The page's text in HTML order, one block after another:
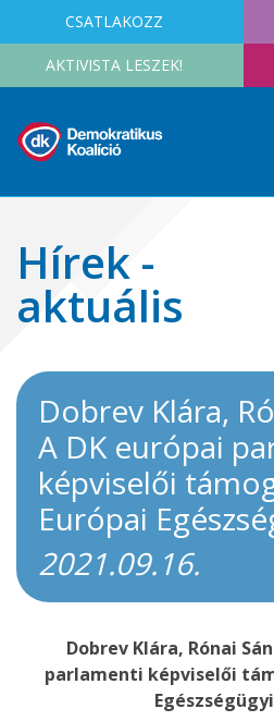
CSATLAKOZZ
AKTIVISTA LESZEK!
Hírek -
aktuális
Dobrev Klára,
A DK európai
képviselői
Európai
2021.09.16.
Dobrev Klára, Rónai
parlamenti képviselői